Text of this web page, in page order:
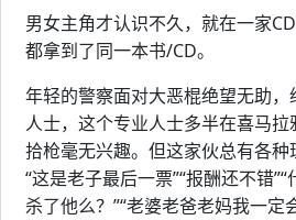
男女主角才认识不久，就在一家
都拿到了同一本书/CD。
年轻的警察面对大恶棍绝望无助
人士，这个专业人士多半在喜马
拾枪毫无兴趣。但这家伙总有各
“这是老子最后一票”“报酬还不错
杀了他么？”“老婆老爸老妈我一定